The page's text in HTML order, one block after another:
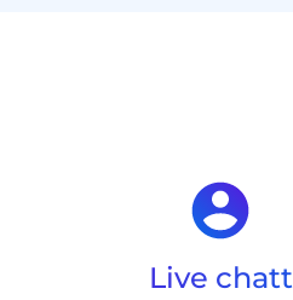
Live chatt